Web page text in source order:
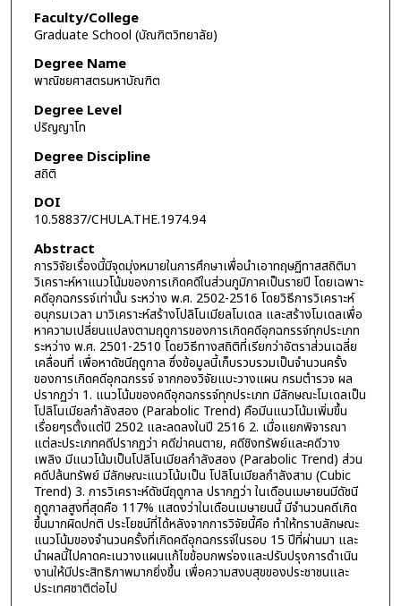
Faculty/College
Graduate School (บัณฑิตวิทยาลัย)
Degree Name
พาณิชยศาสตรมหาบัณฑิต
Degree Level
ปริญญาโท
Degree Discipline
สถิติ
DOI
10.58837/CHULA.THE.1974.94
Abstract
การวิจัยเรื่องนี้มีจุดมุ่งหมายในการศึกษาเพื่อนำเอาทฤษฏีทาสสถิติมา
วิเคราะห์หาแนวโน้มของการเกิดคดีในส่วนภูมิภาคเป็นรายปี โดยเฉพาะ
คดีอุกฉกรรจ์เท่านั้น ระหว่าง พ.ศ. 2502-2516 โดยวิธีการวิเคราะห์
อนุกรมเวลา มาวิเคราะห์สร้างโปลิโนเมียลโมเดล และสร้างโมเดลเพื่อ
หาความเปลี่ยนแปลงตามฤดูการของการเกิดคดีอุกฉกรรจ์ทุกประเภท
ระหว่าง พ.ศ. 2501-2510 โดยวิธีทางสถิติที่เรียกว่าอัตราส่วนเฉลี่ย
เคลื่อนที่ เพื่อหาดัชนีฤดูกาล ซึ่งข้อมูลนี้เก็บรวบรวมเป็นจำนวนครั้ง
ของการเกิดคดีอุกฉกรรจ์ จากกองวิจัยแบะวางแผน กรมตำรวจ ผล
ปรากฏว่า 1. แนวโน้มของคดีอุกฉกรรจ์ทุกประเภท มีลักษณะโมเดลเป็น
โปลิโนเมียลกำลังสอง (Parabolic Trend) คือมีนแนวโน้มเพิ่มขึ้น
เรื่อยๆรตั้งแต่ปี 2502 และลดลงในปี 2516 2. เมื่อแยกพิจารณา
แต่ละประเภทคดีปรากฏว่า คดีฆ่าคนตาย, คดีชิงทรัพย์และคดีวาง
เพลิง มีแนวโน้มเป็นโปลิโนเมียลกำลังสอง (Parabolic Trend) ส่วน
คดีปล้นทรัพย์ มีลักษณะแนวโน้มเป็น โปลิโนเมียลกำลังสาม (Cubic
Trend) 3. การวิเคราะห์ดัชนีฤดูกาล ปรากฏว่า ในเดือนเมษายนมีดัชนี
ฤดูกาลสูงที่สุดคือ 117% แสดงว่าในเดือนเมษายนนี้ มีจำนวนคดีเกิด
ขึ้นมากผิดปกติ ประโยชน์ที่ได้หลังจากการวิจัยนี้คือ ทำให้ทราบลักษณะ
แนวโน้มของจำนวนครั้งที่เกิดคดีอุกฉกรรจ์ในรอบ 15 ปีที่ผ่านมา และ
นำผลนี้ไปคาดคะเนวางแผนแก้ไขข้อบกพร่องและปรับปรุงการดำเนิน
งานให้มีประสิทธิภาพมากยิ่งขึ้น เพื่อความสงบสุขของประชาชนและ
ประเทศชาติต่อไป